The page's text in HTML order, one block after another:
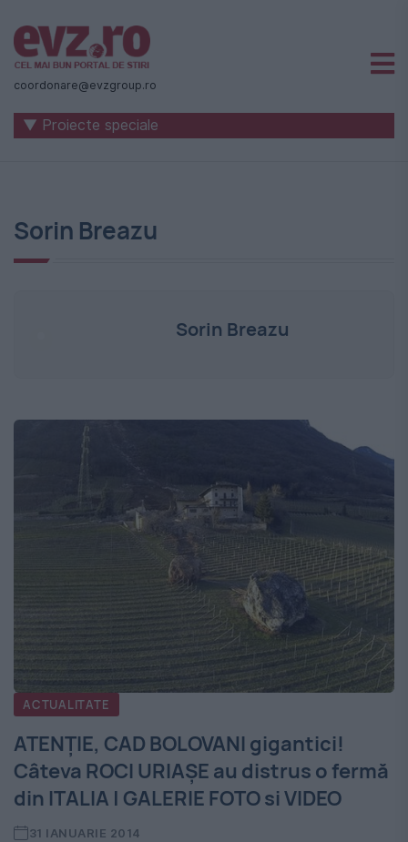
Știri
naționale
internaționale
-
Evenimentul
coordonare@evzgroup.ro
▼ Proiecte speciale
Sorin Breazu
Sorin Breazu
ACTUALITATE
ATENŢIE, CAD BOLOVANI gigantici!
Câteva ROCI URIAŞE au distrus o fermă
din ITALIA | GALERIE FOTO si VIDEO
31 IANUARIE 2014